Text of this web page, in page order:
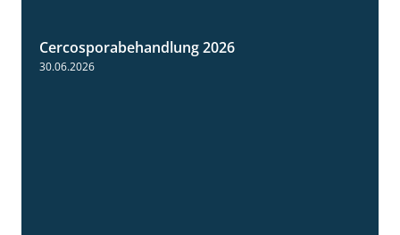
Cercosporabehandlung 2026
30.06.2026